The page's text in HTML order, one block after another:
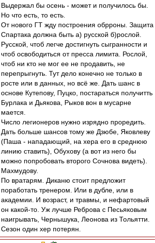
Выдержал бы осень - может и получилось бы.
Но что есть, то есть.
От нового ГТ жду построения обрроны. Защита
Спартака должна быть а) русской б)рослой.
Русской, чтоб легче достигнуть сыгранности и
чтоб освободиться от пресса лимита. Рослой,
чтоб ни кто не мог ее не продавить, не
перепрыгнуть. Тут дело конечно не только в
росте или в данных, но всё же. Дать шанс в
основе Кутепову, Пуцко, постараться получитть
Бурлака и Дьякова, Рыков вон в мусарне
мается.
Число легионеров нужно изрядно проредить.
Дать больше шансов тому же Дзюбе, Яковлеву
(Паша - нападающий, на хера его в среднюю
линию ставить), Обухову (а вот из него бы
можно попробовать второго Сочнова видеть).
Махмудову.
По вратарям. Диканю стоит предложит
поработать тренером. Или в дубле, или в
академии. И возраст, и травмы, и нефартовый
он какой-то. Уж лучше Реброва с Песьяковым
наигрывать, Чернышука, Леонова из Тольятти.
Сезон один хер потерян.